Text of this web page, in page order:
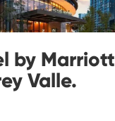
by Marriott
Valle.